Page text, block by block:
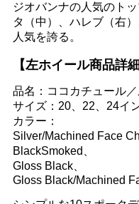
ジオバンナの人気のト
タ（中）、ハレブ（右
人気を誇る。
【左ホイール商品詳細
品名：ココカチュール
サイズ：20、22、24イン
カラー：
Silver/Machined Face
BlackSmoked、
Gloss Black、
Gloss Black/Machined